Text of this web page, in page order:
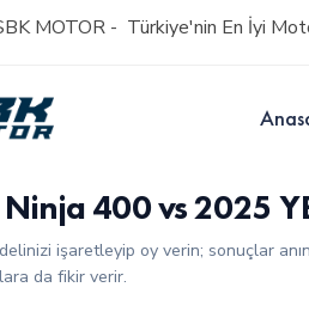
MOTOR - Türkiye'nin En İyi
400 vs 2025
işaretleyip oy verin; sonuçlar
da fikir verir.